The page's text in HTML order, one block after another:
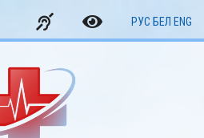
РУС БЕЛ ENG